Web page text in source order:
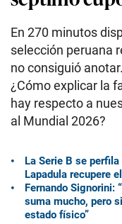
En 270 minutos
selección peruana
no consiguió
¿Cómo explicar la
hay respecto a
al Mundial 2026?
La Serie B se
Lapadula recupere
Fernando Signorini:
suma mucho, pero
estado físico”